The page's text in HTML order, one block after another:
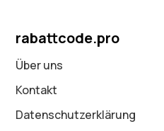
rabattcode.pro
Über uns
Kontakt
Datenschutz­erklärung